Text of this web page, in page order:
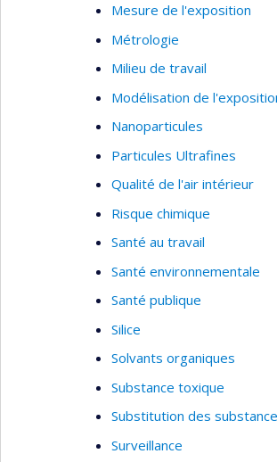
Mesure de l'exposition
Métrologie
Milieu de travail
Modélisation de
Nanoparticules
Particules Ultrafines
Qualité de l'air intérieur
Risque chimique
Santé au travail
Santé environnementale
Santé publique
Silice
Solvants organiques
Substance toxique
Substitution des
Surveillance